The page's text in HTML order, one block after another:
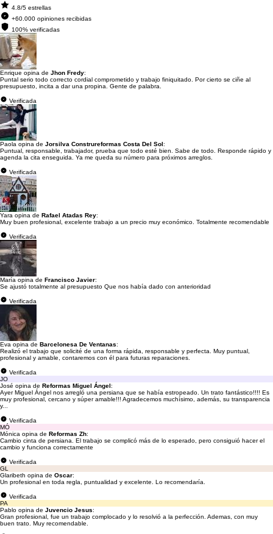
4.8/5 estrellas
+60.000 opiniones recibidas
100% verificadas
Enrique opina de Jhon Fredy:
Puntal serio todo correcto cordial comprometido y trabajo finiquitado. Por cierto se ciñe al
presupuesto, incita a dar una propina. Gente de palabra.
Verificada
Paola opina de Jorsilva Construreformas Costa Del Sol:
Puntual, responsable, trabajador, prueba que todo esté bien. Sabe de todo. Responde rápido y
agenda la cita enseguida. Ya me queda su número para próximos arreglos.
Verificada
Yara opina de Rafael Atadas Rey:
Muy buen profesional, excelente trabajo a un precio muy económico. Totalmente recomendable
Verificada
María opina de Francisco Javier:
Se ajustó totalmente al presupuesto Que nos había dado con anterioridad
Verificada
Eva opina de Barcelonesa De Ventanas:
Realizó el trabajo que solicité de una forma rápida, responsable y perfecta. Muy puntual,
profesional y amable, contaremos con él para futuras reparaciones.
Verificada
JO
José opina de Reformas Miguel Ángel:
Ayer Miguel Ángel nos arregló una persiana que se había estropeado. Un trato fantástico!!!! Es
muy profesional, cercano y súper amable!!! Agradecemos muchísimo, además, su transparencia
y...
Verificada
MÓ
Mónica opina de Reformas Zh:
Cambio cinta de persiana. El trabajo se complicó más de lo esperado, pero consiguió hacer el
cambio y funciona correctamente
Verificada
GL
Glaribeth opina de Oscar:
Un profesional en toda regla, puntualidad y excelente. Lo recomendaría.
Verificada
PA
Pablo opina de Juvencio Jesus:
Gran profesional, fue un trabajo complocado y lo resolvió a la perfección. Ademas, con muy
buen trato. Muy recomendable.